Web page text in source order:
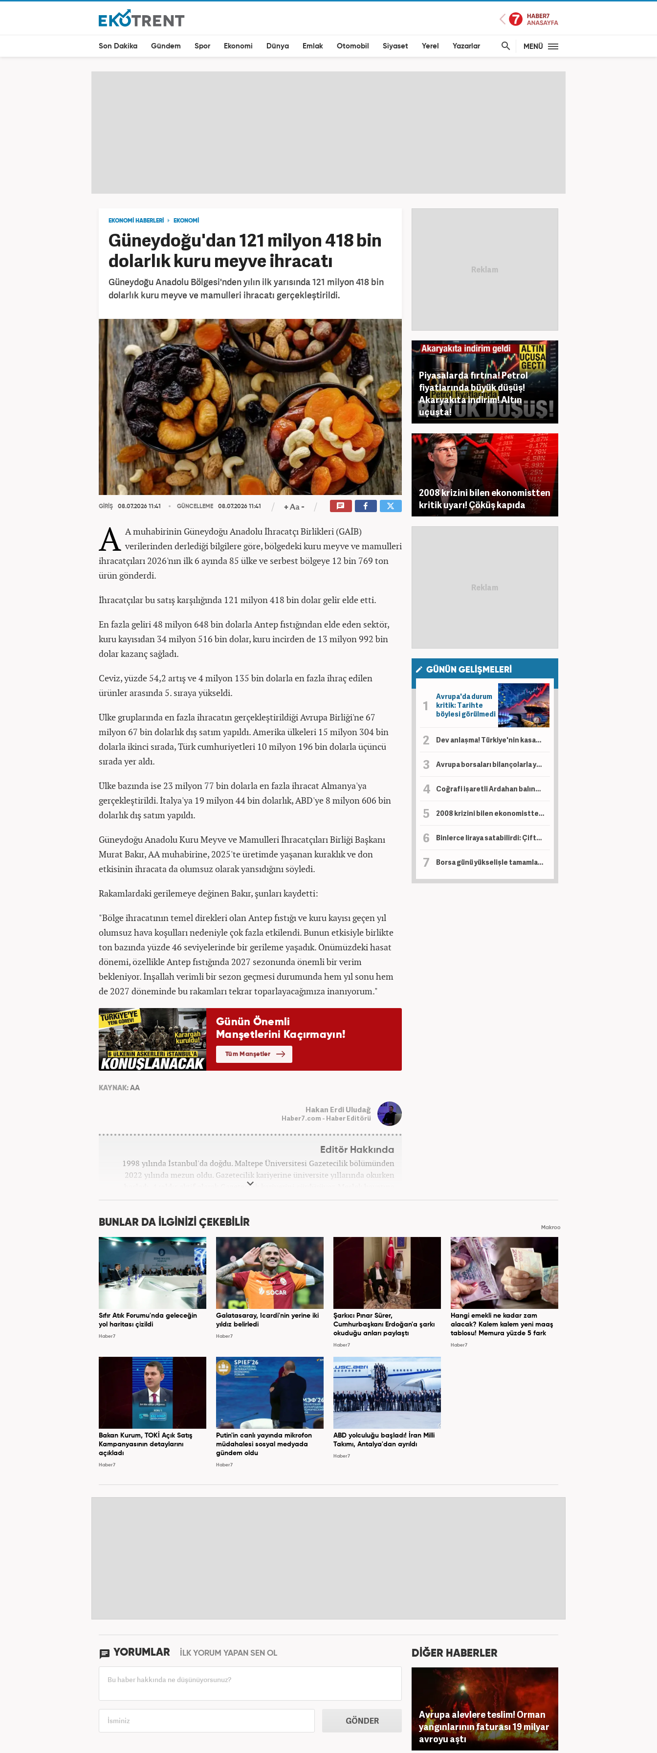
Son Dakika Gündem Spor Ekonomi Dünya Emlak Otomobil Siyaset Yerel Yazarlar MENÜ
EKONOMİ HABERLERİ EKONOMİ
Güneydoğu'dan 121 milyon 418 bin
dolarlık kuru meyve ihracatı
Güneydoğu Anadolu Bölgesi'nden yılın ilk yarısında 121 milyon 418 bin
dolarlık kuru meyve ve mamulleri ihracatı gerçekleştirildi.
GİRİŞ 08.07.2026 11:41 GÜNCELLEME 08.07.2026 11:41
A A muhabirinin Güneydoğu Anadolu İhracatçı Birlikleri (GAİB)
verilerinden derlediği bilgilere göre, bölgedeki kuru meyve ve mamulleri
ihracatçıları 2026'nın ilk 6 ayında 85 ülke ve serbest bölgeye 12 bin 769 ton
ürün gönderdi.
İhracatçılar bu satış karşılığında 121 milyon 418 bin dolar gelir elde etti.
En fazla geliri 48 milyon 648 bin dolarla Antep fıstığından elde eden sektör,
kuru kayısıdan 34 milyon 516 bin dolar, kuru incirden de 13 milyon 992 bin
dolar kazanç sağladı.
Ceviz, yüzde 54,2 artış ve 4 milyon 135 bin dolarla en fazla ihraç edilen
ürünler arasında 5. sıraya yükseldi.
Ülke gruplarında en fazla ihracatın gerçekleştirildiği Avrupa Birliği'ne 67
milyon 67 bin dolarlık dış satım yapıldı. Amerika ülkeleri 15 milyon 304 bin
dolarla ikinci sırada, Türk cumhuriyetleri 10 milyon 196 bin dolarla üçüncü
sırada yer aldı.
Ülke bazında ise 23 milyon 77 bin dolarla en fazla ihracat Almanya'ya
gerçekleştirildi. İtalya'ya 19 milyon 44 bin dolarlık, ABD'ye 8 milyon 606 bin
dolarlık dış satım yapıldı.
Güneydoğu Anadolu Kuru Meyve ve Mamulleri İhracatçıları Birliği Başkanı
Murat Bakır, AA muhabirine, 2025'te üretimde yaşanan kuraklık ve don
etkisinin ihracata da olumsuz olarak yansıdığını söyledi.
Rakamlardaki gerilemeye değinen Bakır, şunları kaydetti:
"Bölge ihracatının temel direkleri olan Antep fıstığı ve kuru kayısı geçen yıl
olumsuz hava koşulları nedeniyle çok fazla etkilendi. Bunun etkisiyle birlikte
ton bazında yüzde 46 seviyelerinde bir gerileme yaşadık. Önümüzdeki hasat
dönemi, özellikle Antep fıstığında 2027 sezonunda önemli bir verim
bekleniyor. İnşallah verimli bir sezon geçmesi durumunda hem yıl sonu hem
de 2027 döneminde bu rakamları tekrar toparlayacağımıza inanıyorum."
KAYNAK: AA
Hakan Erdi Uludağ
Haber7.com - Haber Editörü
Editör Hakkında
1998 yılında İstanbul'da doğdu. Maltepe Üniversitesi Gazetecilik bölümünden
2022 yılında mezun oldu. Gazetecilik kariyerine üniversite yıllarında okurken
başladı. 4 yıldır aktif olarak Gazetecilik kariyerini sürdürüyor. Meslek hayatına
Kanal 7 Medya Grubu'na bağlı Haber7.com'da 'Editör' olarak devam ediyor.
Piyasalarda fırtına! Petrol
fiyatlarında büyük düşüş!
Akaryakıta indirim! Altın
uçuşta!
2008 krizini bilen ekonomistten
kritik uyarı! Çöküş kapıda
GÜNÜN GELİŞMELERİ
Avrupa'da durum
kritik: Tarihte
böylesi görülmedi
Dev anlaşma! Türkiye'nin kasasına servet akacak! Bir ülkeden daha petrol sürprizi
Avrupa borsaları bilançolarla yükseldi! İngiltere negatif ayrıştı
Coğrafi işaretli Ardahan balında hasat başladı!
2008 krizini bilen ekonomistten kritik uyarı! Çöküş kapıda
Binlerce liraya satabilirdi: Çiftçi ürünlerini ücretsiz dağıttı!
Borsa günü yükselişle tamamladı! En çok kazandıran belli oldu
BUNLAR DA İLGİNİZİ ÇEKEBİLİR Makroo
Sıfır Atık Forumu'nda geleceğin
yol haritası çizildi
Haber7
Galatasaray, Icardi'nin yerine iki
yıldız belirledi
Haber7
Şarkıcı Pınar Sürer,
Cumhurbaşkanı Erdoğan'a şarkı
okuduğu anları paylaştı
Haber7
Hangi emekli ne kadar zam
alacak? Kalem kalem yeni maaş
tablosu! Memura yüzde 5 fark
Haber7
Bakan Kurum, TOKİ Açık Satış
Kampanyasının detaylarını
açıkladı
Haber7
Putin'in canlı yayında mikrofon
müdahalesi sosyal medyada
gündem oldu
Haber7
ABD yolculuğu başladı! İran Milli
Takımı, Antalya'dan ayrıldı
Haber7
YORUMLAR İLK YORUM YAPAN SEN OL
GÖNDER
DİĞER HABERLER
Avrupa alevlere teslim! Orman
yangınlarının faturası 19 milyar
avroyu aştı